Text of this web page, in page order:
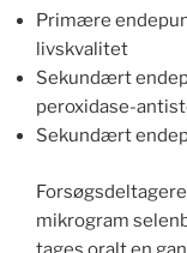
Primære
livskvalitet
Sekundært
peroxidase-
Sekundært
mikrogram